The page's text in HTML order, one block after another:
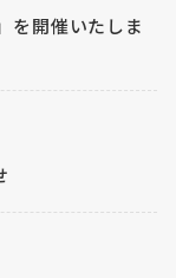
を開催いたしま